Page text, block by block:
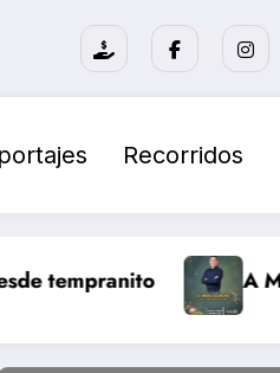
Recorridos
A Media Mañana